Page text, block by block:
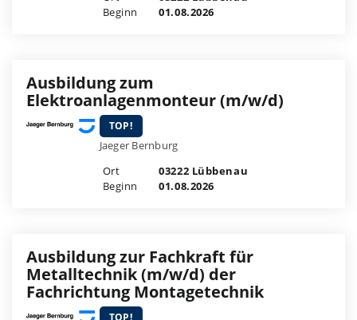
Beginn
01.08.2026
Ausbildung zum
Elektroanlagenmonteur (m/w/d)
TOP!
Jaeger Bernburg
Ort
03222 Lübbenau
Beginn
01.08.2026
Ausbildung zur Fachkraft für
Metalltechnik (m/w/d) der
Fachrichtung Montagetechnik
TOP!